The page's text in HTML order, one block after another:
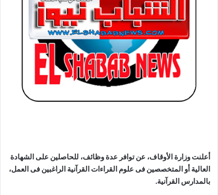
أعلنت وزارة الأوقاف، عن توافر عدة وظائف، للحاصلين على الشهادة
العالية أو المتخصصين فى علوم القراءات القرآنية الراغبين فى العمل،
بالمدارس القرآنية.